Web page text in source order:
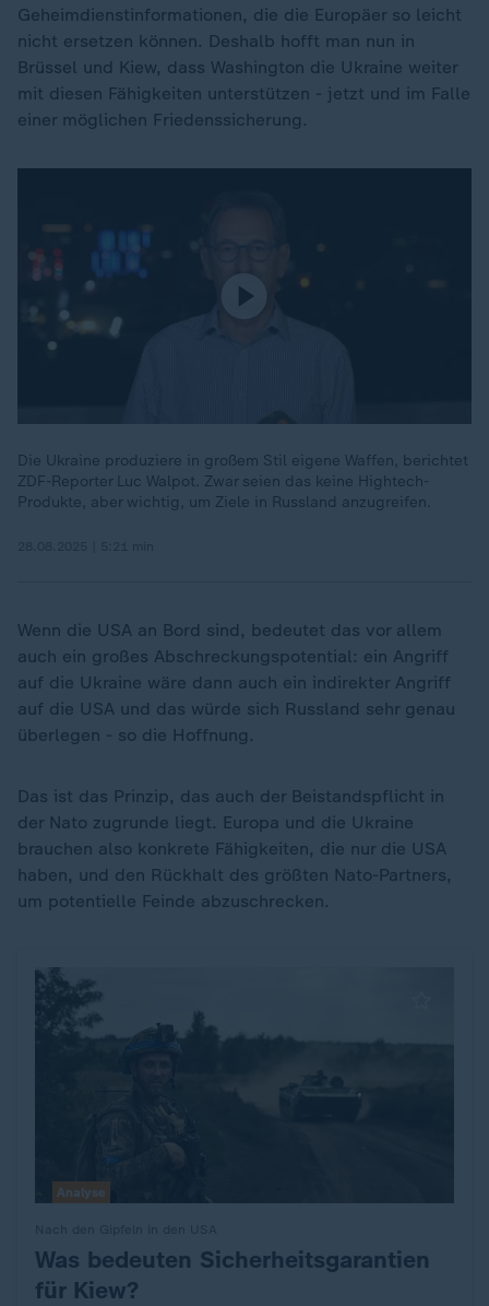
Geheimdienstinformationen, die die Europäer so leicht
nicht ersetzen können. Deshalb hofft man nun in
Brüssel und Kiew, dass Washington die Ukraine weiter
mit diesen Fähigkeiten unterstützen - jetzt und im Falle
einer möglichen Friedenssicherung.
Die Ukraine produziere in großem Stil eigene Waffen, berichtet
ZDF-Reporter Luc Walpot. Zwar seien das keine Hightech-
Produkte, aber wichtig, um Ziele in Russland anzugreifen.
Wenn die USA an Bord sind, bedeutet das vor allem
auch ein großes Abschreckungspotential: ein Angriff
auf die Ukraine wäre dann auch ein indirekter Angriff
auf die USA und das würde sich Russland sehr genau
überlegen - so die Hoffnung.
Das ist das Prinzip, das auch der Beistandspflicht in
der Nato zugrunde liegt. Europa und die Ukraine
brauchen also konkrete Fähigkeiten, die nur die USA
haben, und den Rückhalt des größten Nato-Partners,
um potentielle Feinde abzuschrecken.
:
Was bedeuten Sicherheitsgarantien
für Kiew?
Analyse